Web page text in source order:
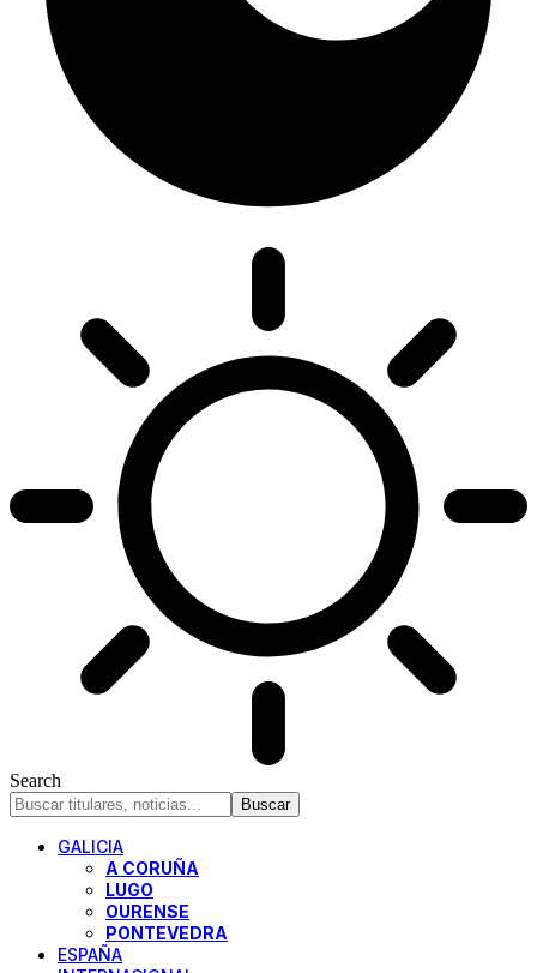
Search
GALICIA
A CORUÑA
LUGO
OURENSE
PONTEVEDRA
ESPAÑA